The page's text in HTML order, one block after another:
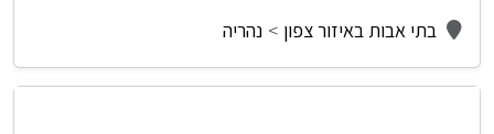
בתי אבות באיזור צפון
נהריה